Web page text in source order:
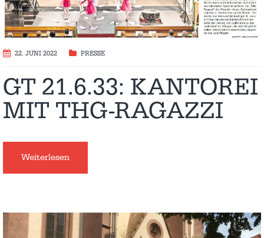
22. JUNI 2022 PRESSE
GT 21.6.33: KANTOREI
MIT THG-RAGAZZI
Weiterlesen